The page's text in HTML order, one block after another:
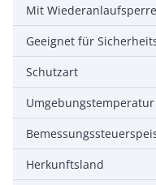
Mit Wiederanlaufsperre
Schutzart
Umgebungstemperatur
Herkunftsland